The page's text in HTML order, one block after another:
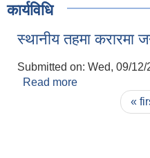
कार्यविधि
स्थानीय तहमा करारमा
Submitted on: Wed, 09/12/
Read more
«